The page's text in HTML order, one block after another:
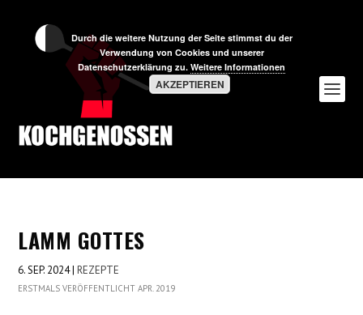
LAMM GOTTES
6. SEP. 2024|REZEPTE
ERSTMALS VERÖFFENTLICHT APR. 2019
Durch die weitere Nutzung der Seite stimmst du der
Verwendung von Cookies und unserer
Datenschutzerklärung zu. Weitere Informationen
AKZEPTIEREN